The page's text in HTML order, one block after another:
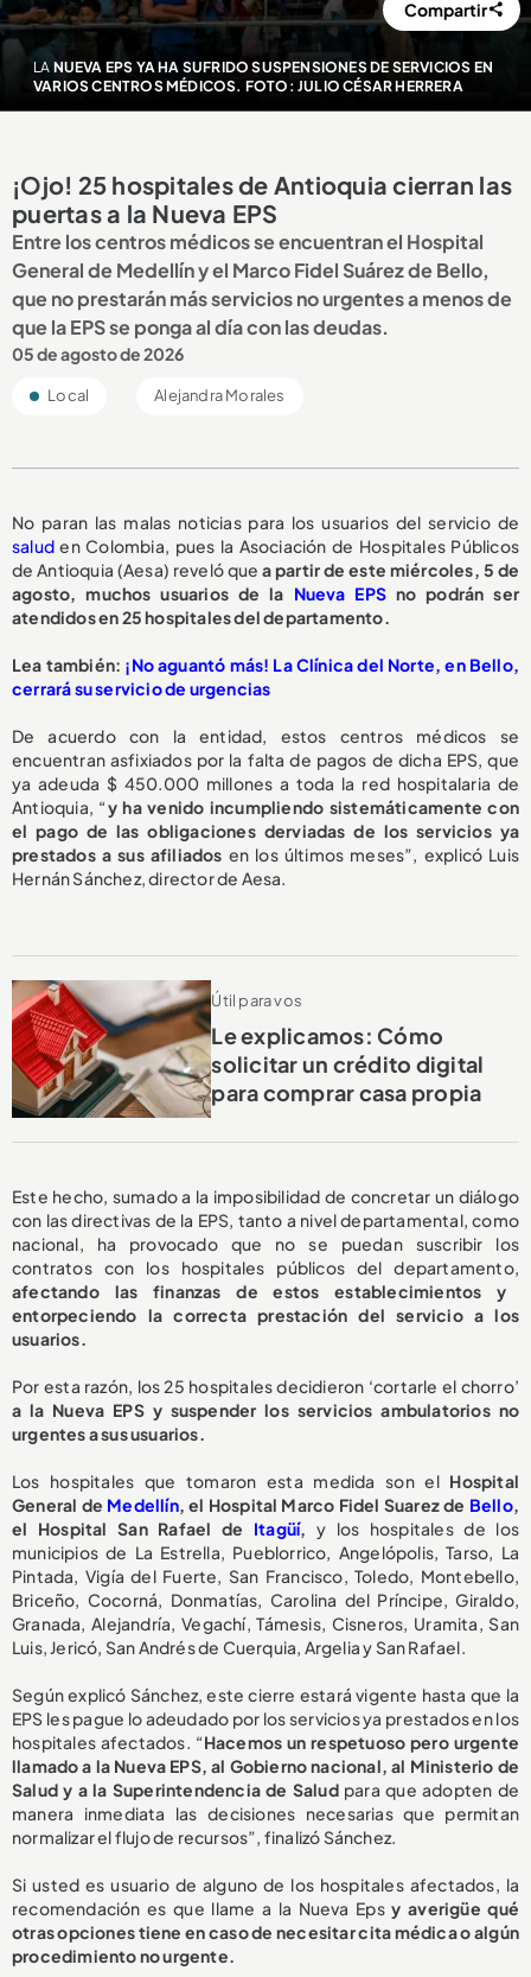
LA NUEVA EPS YA HA SUFRIDO SUSPENSIONES DE SERVICIOS EN
VARIOS CENTROS MÉDICOS. FOTO: JULIO CÉSAR HERRERA
Compartir
¡Ojo! 25 hospitales de Antioquia cierran las
puertas a la Nueva EPS
Entre los centros médicos se encuentran el Hospital
General de Medellín y el Marco Fidel Suárez de Bello,
que no prestarán más servicios no urgentes a menos de
que la EPS se ponga al día con las deudas.
05 de agosto de 2026
Local Alejandra Morales
No paran las malas noticias para los usuarios del servicio de
salud en Colombia, pues la Asociación de Hospitales Públicos
de Antioquia (Aesa) reveló quea partir de este miércoles, 5 de
agosto, muchos usuarios de la Nueva EPS no podrán ser
atendidos en 25 hospitales del departamento.
Lea también: ¡No aguantó más! La Clínica del Norte, en Bello,
cerrará su servicio de urgencias
De acuerdo con la entidad, estos centros médicos se
encuentran asfixiados por la falta de pagos de dicha EPS, que
ya adeuda $ 450.000 millones a toda la red hospitalaria de
Antioquia, “y ha venido incumpliendo sistemáticamente con
el pago de las obligaciones derviadas de los servicios ya
prestados a sus afiliados en los últimos meses”, explicó Luis
Hernán Sánchez, director de Aesa.
Útil para vos
Le explicamos: Cómo
solicitar un crédito digital
para comprar casa propia
Este hecho, sumado a la imposibilidad de concretar un diálogo
con las directivas de la EPS, tanto a nivel departamental, como
nacional, ha provocado que no se puedan suscribir los
contratos con los hospitales públicos del departamento,
afectando las finanzas de estos establecimientos y
entorpeciendo la correcta prestación del servicio a los
usuarios.
Por esta razón, los 25 hospitales decidieron ‘cortarle el chorro’
a la Nueva EPS y suspender los servicios ambulatorios no
urgentes a sus usuarios.
Los hospitales que tomaron esta medida son el Hospital
General de Medellín, el Hospital Marco Fidel Suarez de Bello,
el Hospital San Rafael de Itagüí, y los hospitales de los
municipios de La Estrella, Pueblorrico, Angelópolis, Tarso, La
Pintada, Vigía del Fuerte, San Francisco, Toledo, Montebello,
Briceño, Cocorná, Donmatías, Carolina del Príncipe, Giraldo,
Granada, Alejandría, Vegachí, Támesis, Cisneros, Uramita, San
Luis, Jericó, San Andrés de Cuerquia, Argelia y San Rafael.
Según explicó Sánchez, este cierre estará vigente hasta que la
EPS les pague lo adeudado por los servicios ya prestados en los
hospitales afectados. “Hacemos un respetuoso pero urgente
llamado a la Nueva EPS, al Gobierno nacional, al Ministerio de
Salud y a la Superintendencia de Salud para que adopten de
manera inmediata las decisiones necesarias que permitan
normalizar el flujo de recursos”, finalizó Sánchez.
Si usted es usuario de alguno de los hospitales afectados, la
recomendación es que llame a la Nueva Epsy averigüe qué
otras opciones tiene en caso de necesitar cita médica o algún
procedimiento no urgente.